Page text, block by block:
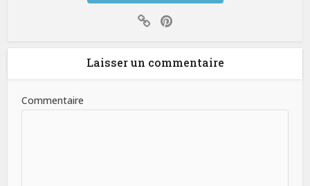
Laisser un commentaire
Commentaire